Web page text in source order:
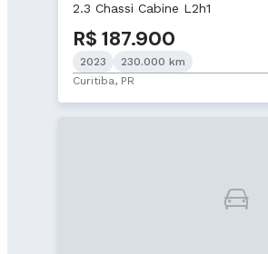
2.3 Chassi Cabine L2h1
R$ 187.900
2023
230.000 km
Curitiba, PR